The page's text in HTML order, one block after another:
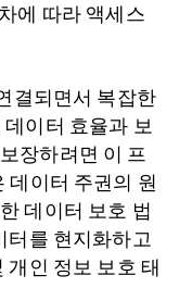
에 따라 액세스
결되면서 복잡한
이터 효율과 보
장하려면 이 프
데이터 주권의 원
데이터 보호 법
터를 현지화하고
인 정보 보호 태